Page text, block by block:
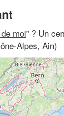
moi" ? Un
Alpes, Ain)